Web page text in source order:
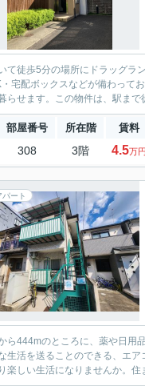
て徒歩5分の場所にドラッグラ
・宅配ボックスなどが備わって
らせます。この物件は、駅ま
部屋番号 所在階 賃料
308 3階 4.5万円
パート
ら444mのところに、薬や日用
生活を送ることのできる、エア
楽しい生活になりませんか。